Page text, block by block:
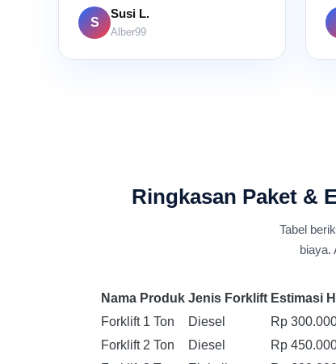
S
Susi L.
Alber99
Ringkasan Paket &
Tabel
biaya.
Nama Produk Jenis Forklift Estimasi
Forklift 1 Ton
Diesel
Rp
Forklift 2 Ton
Diesel
Rp